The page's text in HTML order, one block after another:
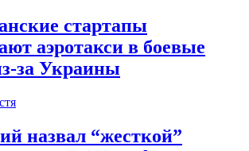
стартапы
аэротакси в боевые
за Украины
назвал “жесткой”